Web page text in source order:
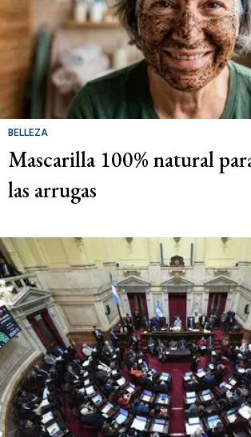
BELLEZA
Mascarilla 100% natural
las arrugas